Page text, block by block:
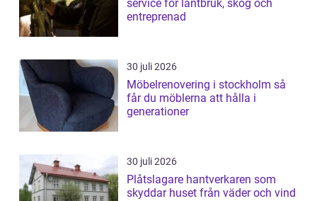
service för lantbruk, skog och
entreprenad
30 juli 2026
Möbelrenovering i stockholm så
får du möblerna att hålla i
generationer
30 juli 2026
Plåtslagare hantverkaren som
skyddar huset från väder och vind